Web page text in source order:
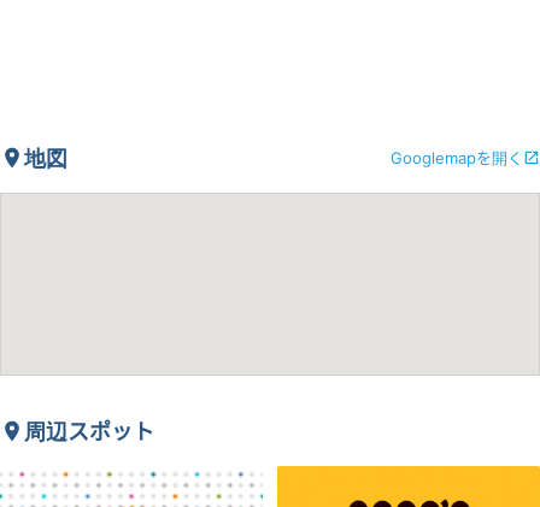
地図 Googlemapを開く
周辺スポット